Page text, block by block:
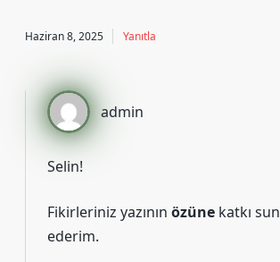
Haziran 8, 2025 Yanıtla
admin
Selin!
Fikirleriniz yazının özüne katkı
ederim.